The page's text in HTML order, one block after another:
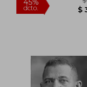
45%